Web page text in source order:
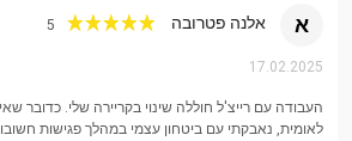
אנגלית שיחה
דפוסי דיבור וביטויים טבעיים
ניבים תרבותיים ודיבורים
א אלנה פטרובה 5
17.02.2025
העבודה עם רייצ'ל חוללה שינוי בקריירה שלי. כדובר
לאומית, נאבקתי עם ביטחון עצמי במהלך פגישות